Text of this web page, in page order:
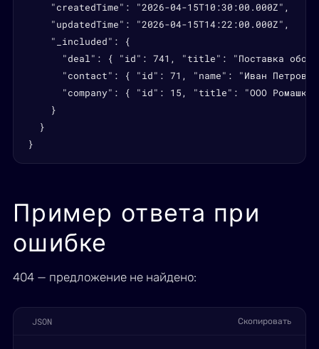
    "createdTime": "2026-04-15T10:30:00.000Z",
    "updatedTime": "2026-04-15T14:22:00.000Z",
    "_included": {
"deal": { "id": 741, "title": "Поставка
"contact": { "id": 71, "name": "Иван Петров"
"company": { "id": 15, "title": "ООО
    }
  }
}
Пример ответа при
ошибке
404 — предложение не найдено:
JSON Скопировать